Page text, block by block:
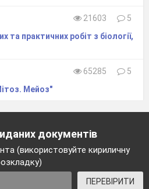
21603
5
практичних робіт з біології,
65285
5
Мейоз"
документів
(використовуйте кириличну
ПЕРЕВІРИТИ